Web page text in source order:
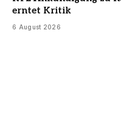
erntet Kritik
6 August 2026